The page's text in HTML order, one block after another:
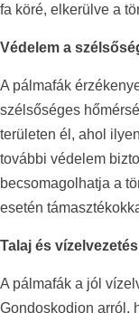
fa köré, elkerülve a
Védelem a
A pálmafák
szélsőséges
területen él, ahol
további védelem
becsomagolhatja a
esetén
Talaj és
A pálmafák a jól
Gondoskodjon arról,